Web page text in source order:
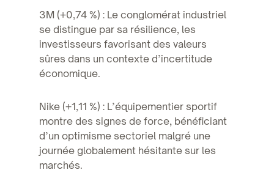
3M (+0,74 %) : Le conglomérat industriel
se distingue par sa résilience, les
investisseurs favorisant des valeurs
sûres dans un contexte d’incertitude
économique.
Nike (+1,11 %) : L’équipementier sportif
montre des signes de force, bénéficiant
d’un optimisme sectoriel malgré une
journée globalement hésitante sur les
marchés.